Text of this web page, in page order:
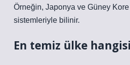
Örneğin, Japonya ve Güney Kore
sistemleriyle bilinir.
En temiz ülke